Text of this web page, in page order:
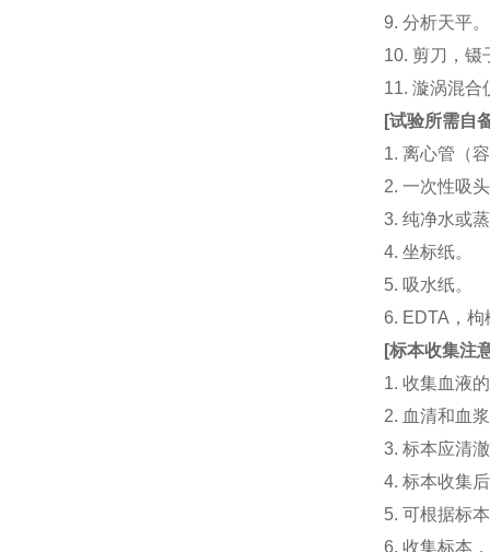
9. 分析天平。
10. 剪刀，镊
11. 漩涡混
[试验所需自
1. 离心管（
2. 一次性吸
3. 纯净水或
4. 坐标纸。
5. 吸水纸。
6. EDTA，
[标本收集注
1. 收集血液
2. 血清和血
3. 标本应清
4. 标本收集
5. 可根据标
6. 收集标本